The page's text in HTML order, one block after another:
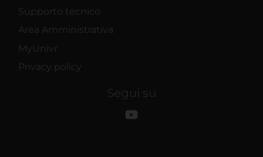
Supporto tecnico
Area Amministrativa
MyUnivr
Privacy policy
Segui su